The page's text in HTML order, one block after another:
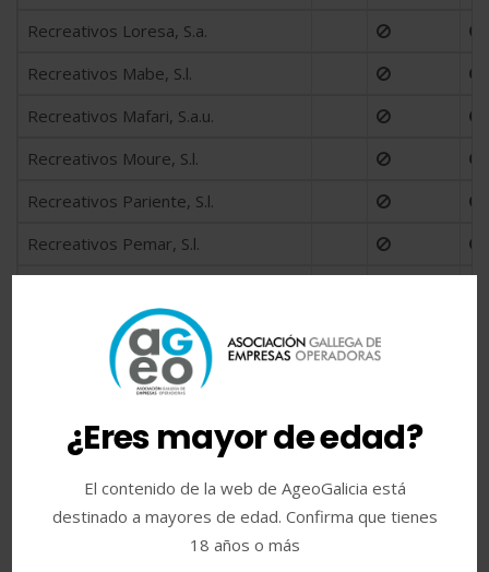
¿Eres mayor de edad?
El contenido de la web de AgeoGalicia está
destinado a mayores de edad. Confirma que tienes
18 años o más
Recreativos Loresa, S.a.
Recreativos Mabe, S.l.
Recreativos Mafari, S.a.u.
Recreativos Moure, S.l.
Recreativos Pariente, S.l.
Recreativos Pemar, S.l.
Recreativos Roler, S.l.
Recreativos Sollans, S.l.
Recreativos Vayga, S.l.
Recreativos Vir, S.l.
Recreativos Xan XÉs, S.l.